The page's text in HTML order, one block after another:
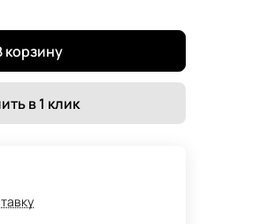
корзину
в 1 клик